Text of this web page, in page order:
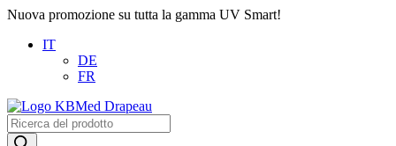
Nuova promozione su tutta la gamma UV Smart!
IT
DE
FR
Products
search